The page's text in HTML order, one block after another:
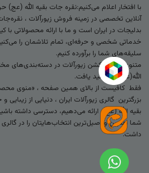
با افتخار اعلام می‌کنیم:نقره جات بقیه الله (عج)
آنلاین تخصصی در زمینه فروش زیورآلات ،
بدلیجات در ایران است و ما با ارائه محصولاتی با
خدماتی شخصی و حرفه‌ای، تمام تلاشمان را
سلیقه‌های شما را برآورده کنیم.
متنوع‌ترین کالکشن زیورآلات در دسته‌بندی‌های
الله(عج) خواهید یافت.
فقط کافیست از بالای همین صفحه ، «منوی
بزرگترین گالری زیورآلات ایران ، دنیایی از
بقیه الله (عج) ارائه می‌دهیم، دسترسی داشته
شما بهترین و اصیل‌ترین انتخاب‌هایتان را در
داشت.